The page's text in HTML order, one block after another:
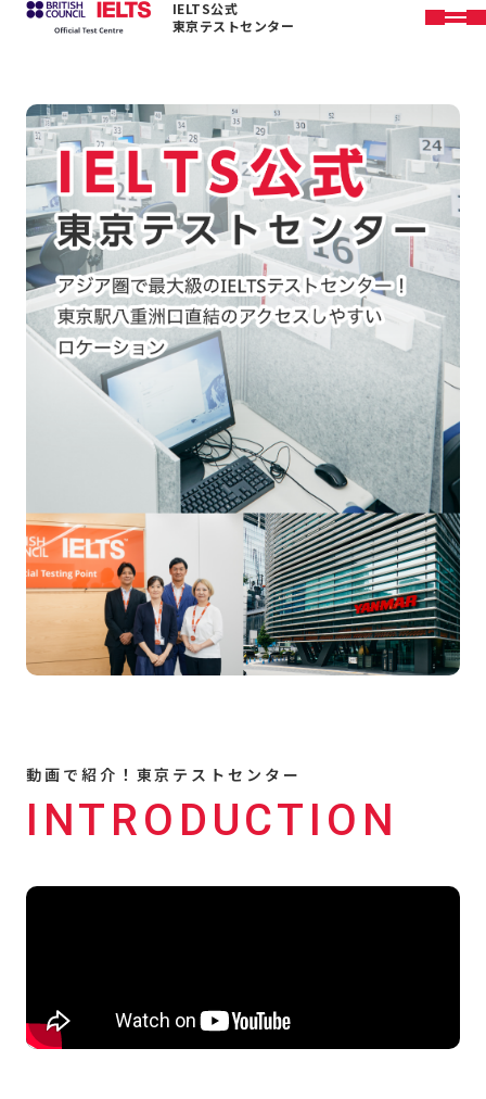
本文へ移動
IELTS公式
東京テストセンター
動画で紹介！東京テストセンター
INTRODUCTION